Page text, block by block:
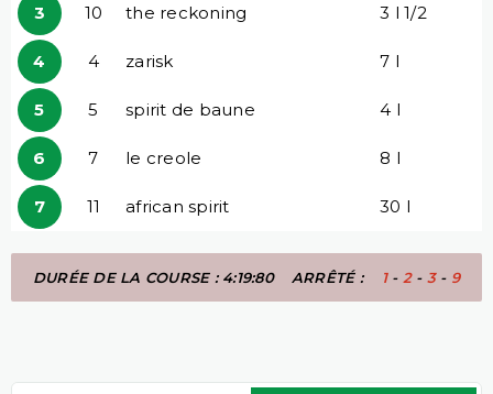
3 10 the reckoning 3 l 1/2
4 4 zarisk 7 l
5 5 spirit de baune 4 l
6 7 le creole 8 l
7 11 african spirit 30 l
DURÉE DE LA COURSE : 4:19:80 ARRÊTÉ : 1- 2- 3- 9